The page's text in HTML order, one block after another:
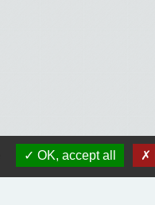
OK, accept all